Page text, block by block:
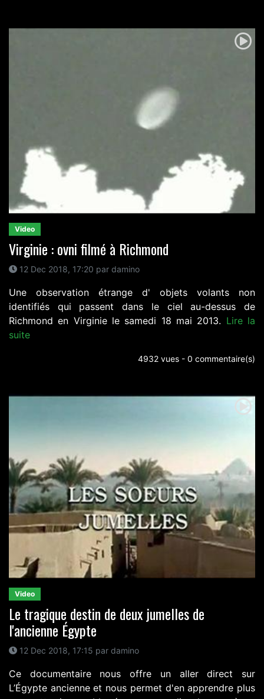
Video
Virginie : ovni filmé à Richmond
12 Dec 2018, 17:20 par damino
Une observation étrange d' objets volants non
identifiés qui passent dans le ciel au-dessus de
Richmond en Virginie le samedi 18 mai 2013. Lire la
suite
4932 vues - 0 commentaire(s)
Video
Le tragique destin de deux jumelles de
l'ancienne Égypte
12 Dec 2018, 17:15 par damino
Ce documentaire nous offre un aller direct sur
L’Égypte ancienne et nous permet d'en apprendre plus